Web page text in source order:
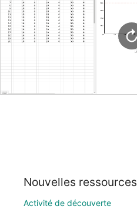
Nouvelles ressources
Activité de découverte